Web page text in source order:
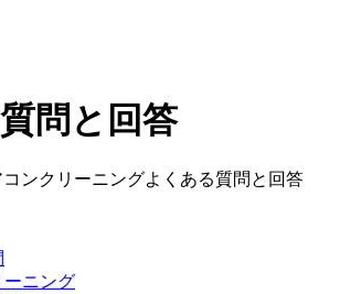
問と回答
コンクリーニングよくある質問と回答
ーニング